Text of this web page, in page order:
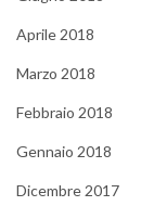
Aprile 2018
Marzo 2018
Febbraio 2018
Gennaio 2018
Dicembre 2017